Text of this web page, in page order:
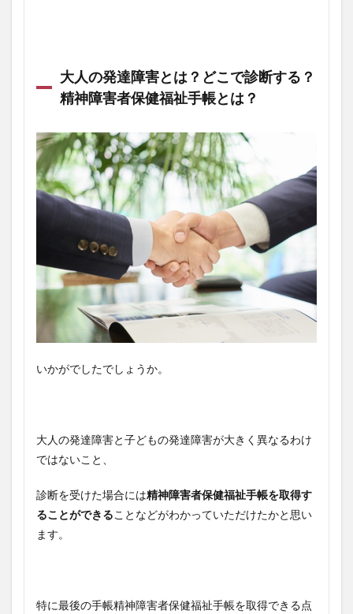
大人の発達障害とは？どこで診断する？
精神障害者保健福祉手帳とは？
いかがでしたでしょうか。
大人の発達障害と子どもの発達障害が大きく異なるわけ
ではないこと、
診断を受けた場合には精神障害者保健福祉手帳を取得す
ることができることなどがわかっていただけたかと思い
ます。
特に最後の手帳精神障害者保健福祉手帳を取得できる点